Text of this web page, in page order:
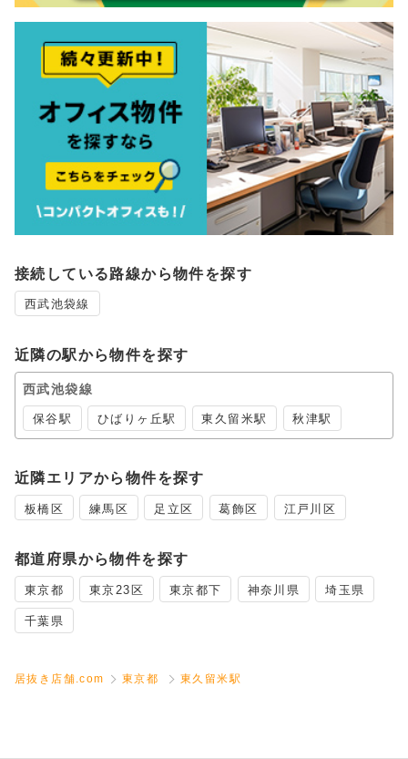
接続している路線から物件を探す
西武池袋線
近隣の駅から物件を探す
西武池袋線
保谷駅 ひばりヶ丘駅 東久留米駅 秋津駅
近隣エリアから物件を探す
板橋区 練馬区 足立区 葛飾区 江戸川区
都道府県から物件を探す
東京都 東京23区 東京都下 神奈川県 埼玉県
千葉県
居抜き店舗.com 東京都 東久留米駅